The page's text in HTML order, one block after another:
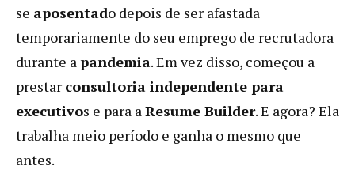
se aposentado depois de ser afastada
temporariamente do seu emprego de recrutadora
durante a pandemia. Em vez disso, começou a
prestar consultoria independente para
executivos e para aResume Builder. E agora? Ela
trabalha meio período e ganha o mesmo que
antes.